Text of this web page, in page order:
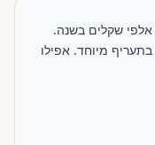
שקלים בשנה.
בתעריף מיוחד. אפילו